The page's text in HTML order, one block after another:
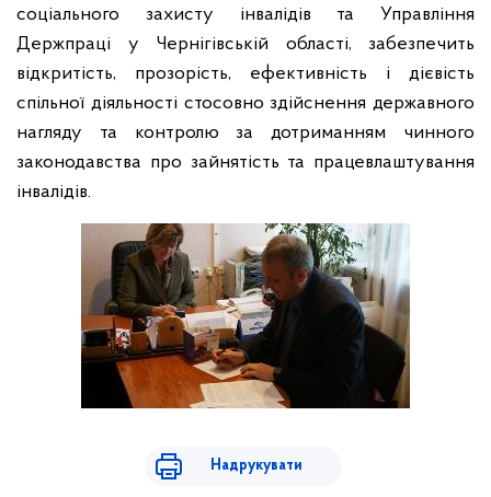
соціального захисту інвалідів та Управління
Держпраці у Чернігівській області, забезпечить
відкритість, прозорість, ефективність і дієвість
спільної діяльності стосовно здійснення державного
нагляду та контролю за дотриманням чинного
законодавства про зайнятість та працевлаштування
інвалідів.
Надрукувати